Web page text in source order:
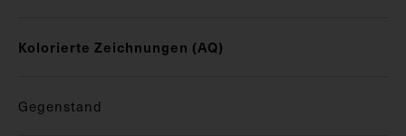
Kolorierte Zeichnungen (AQ)
Gegenstand